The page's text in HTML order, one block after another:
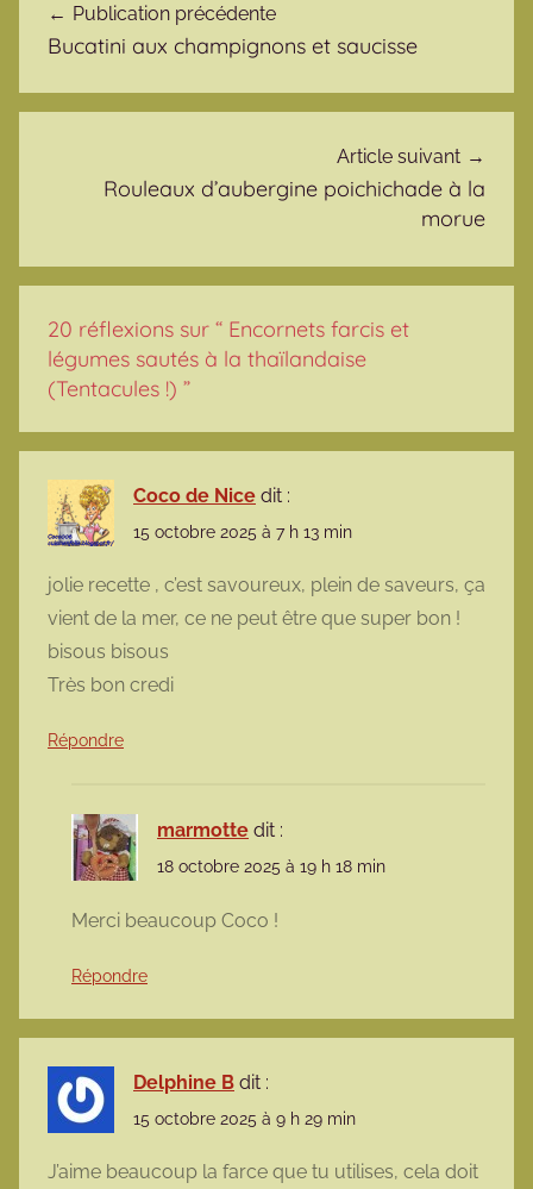
Publication précédente
Bucatini aux champignons et saucisse
Article suivant
Rouleaux d’aubergine poichichade à la
morue
20 réflexions sur “ Encornets farcis et
légumes sautés à la thaïlandaise
(Tentacules !) ”
Coco de Nice dit :
15 octobre 2025 à 7 h 13 min
jolie recette , c’est savoureux, plein de saveurs, ça
vient de la mer, ce ne peut être que super bon !
bisous bisous
Très bon credi
Répondre
marmotte dit :
18 octobre 2025 à 19 h 18 min
Merci beaucoup Coco !
Répondre
Delphine B dit :
15 octobre 2025 à 9 h 29 min
J’aime beaucoup la farce que tu utilises, cela doit